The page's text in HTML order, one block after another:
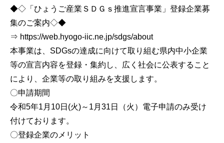
◆◇「ひょうご産業ＳＤＧｓ推進宣言事業」登録企業募
集のご案内◇◆
⇒ https://web.hyogo-iic.ne.jp/sdgs/about
本事業は、SDGsの達成に向けて取り組む県内中小企業
等の宣言内容を登録・集約し、広く社会に公表すること
により、企業等の取り組みを支援します。
〇申請期間
令和5年1月10日(火)～1月31日（火）電子申請のみ受け
付けております。
〇登録企業のメリット